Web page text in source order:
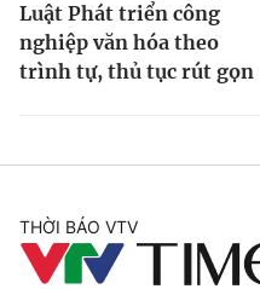
Luật Phát triển công
nghiệp văn hóa theo
trình tự, thủ tục rút gọn
THỜI BÁO VTV